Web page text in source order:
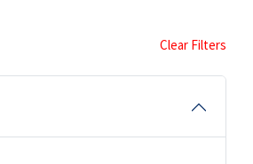
Clear Filters